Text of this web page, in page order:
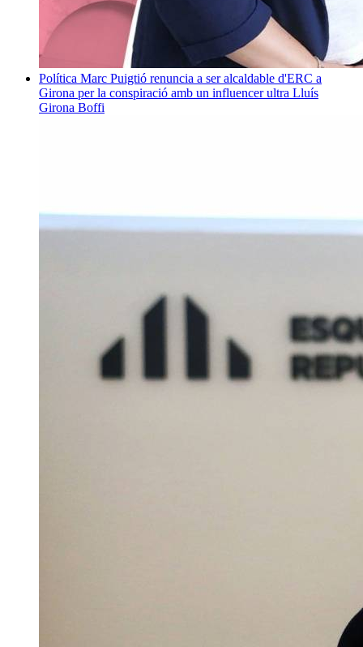
Política Marc Puigtió renuncia a ser alcaldable d'ERC a
Girona per la conspiració amb un influencer ultra Lluís
Girona Boffi